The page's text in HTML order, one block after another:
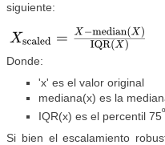
siguiente:
Donde:
'x' es el valor original
mediana(x) es la
IQR(x) es el percentil 75º
Si bien el escalamiento